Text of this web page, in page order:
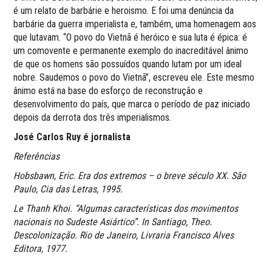
é um relato de barbárie e heroismo. E foi uma denúncia da
barbárie da guerra imperialista e, também, uma homenagem aos
que lutavam. “O povo do Vietnã é heróico e sua luta é épica: é
um comovente e permanente exemplo do inacreditável ânimo
de que os homens são possuídos quando lutam por um ideal
nobre. Saudemos o povo do Vietnã”, escreveu ele. Este mesmo
ânimo está na base do esforço de reconstrução e
desenvolvimento do país, que marca o período de paz iniciado
depois da derrota dos três imperialismos.
José Carlos Ruy é jornalista
Referências
Hobsbawn, Eric. Era dos extremos – o breve século XX. São
Paulo, Cia das Letras, 1995.
Le Thanh Khoi. “Algumas características dos movimentos
nacionais no Sudeste Asiártico”. In Santiago, Theo.
Descolonização. Rio de Janeiro, Livraria Francisco Alves
Editora, 1977.